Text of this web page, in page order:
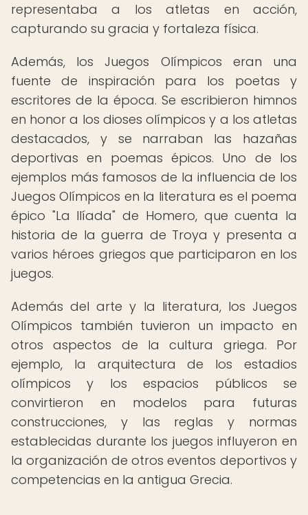
representaba a los atletas en acción,
capturando su gracia y fortaleza física.
Además, los Juegos Olímpicos eran una
fuente de inspiración para los poetas y
escritores de la época. Se escribieron himnos
en honor a los dioses olímpicos y a los atletas
destacados, y se narraban las hazañas
deportivas en poemas épicos. Uno de los
ejemplos más famosos de la influencia de los
Juegos Olímpicos en la literatura es el poema
épico "La Ilíada" de Homero, que cuenta la
historia de la guerra de Troya y presenta a
varios héroes griegos que participaron en los
juegos.
Además del arte y la literatura, los Juegos
Olímpicos también tuvieron un impacto en
otros aspectos de la cultura griega. Por
ejemplo, la arquitectura de los estadios
olímpicos y los espacios públicos se
convirtieron en modelos para futuras
construcciones, y las reglas y normas
establecidas durante los juegos influyeron en
la organización de otros eventos deportivos y
competencias en la antigua Grecia.